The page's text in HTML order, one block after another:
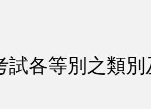
試各等別之類